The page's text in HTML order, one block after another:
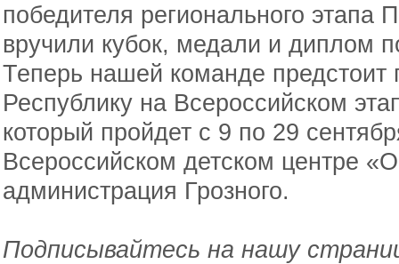
победителя регионального этапа
вручили кубок, медали и диплом
Теперь нашей команде предстоит
Республику на Всероссийском
который пройдет с 9 по 29
Всероссийском детском центре
администрация Грозного.
Подписывайтесь на нашу